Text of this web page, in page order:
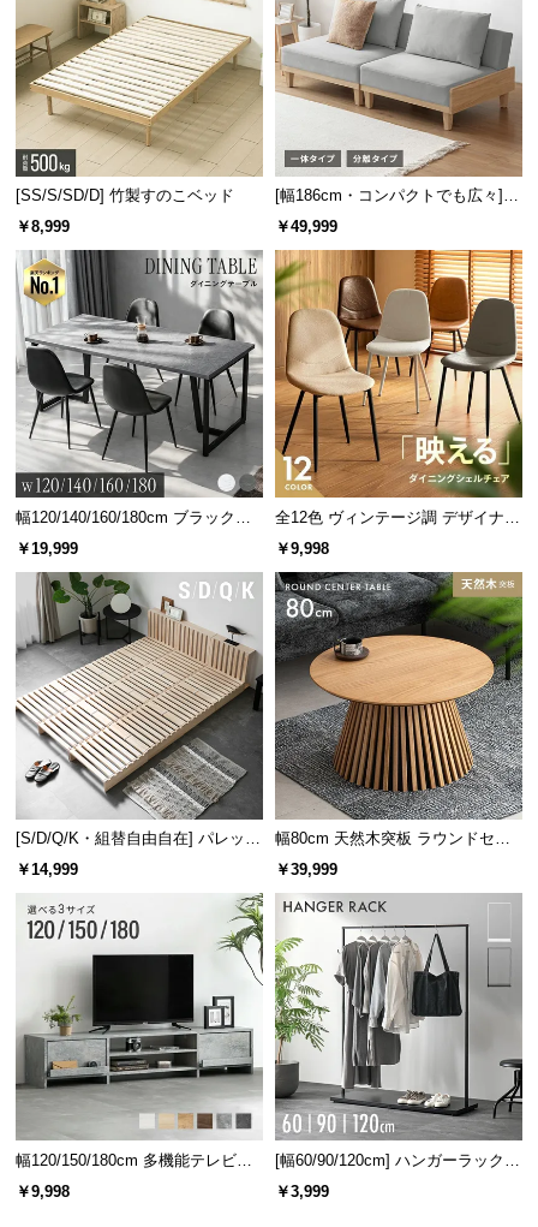
[SS/S/SD/D] 竹製すのこベッド
￥8,999
[幅186cm・コンパクトでも広々] 3
人掛けソファベッド リクライニン
￥49,999
幅120/140/160/180cm ブラックフ
レーム ダイニング 大理石調 4人掛
￥19,999
全12色 ヴィンテージ調 デザイナー
ズシェルチェア
￥9,998
[S/D/Q/K・組替自由自在] パレット
ベッド 8/12/16枚セット
￥14,999
幅80cm 天然木突板 ラウンドセン
ターテーブル 美しい格子デザイン
￥39,999
幅120/150/180cm 多機能テレビボ
ード 木目/石目調 オープン収納・
引き出し収納付き
￥9,998
[幅60/90/120cm] ハンガーラック
スチール 4段階高さ調節 サイドフ
ック オープンラック シンプル
￥3,999